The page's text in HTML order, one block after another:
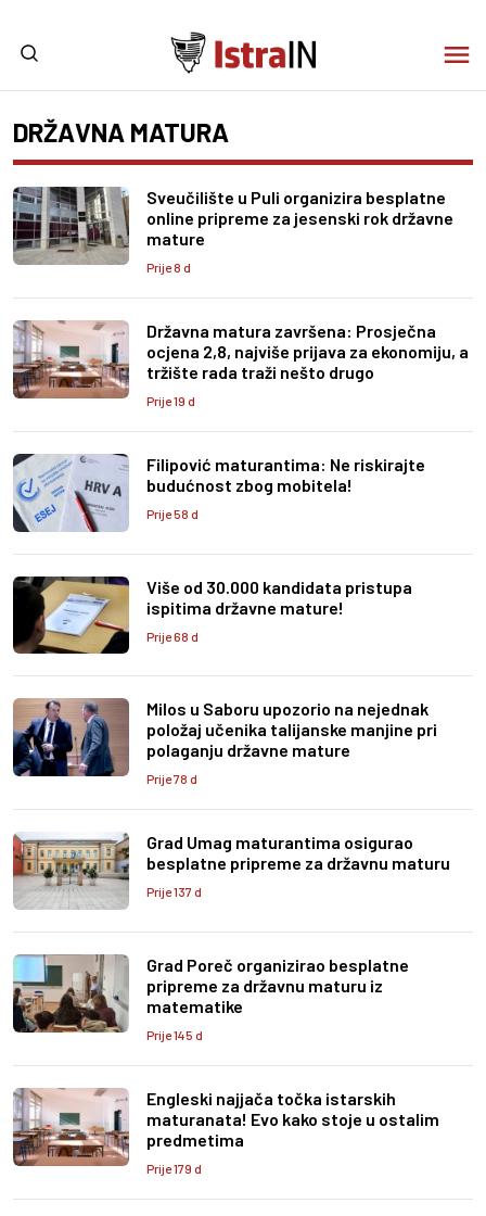
DRŽAVNA MATURA
Sveučilište u Puli organizira besplatne
online pripreme za jesenski rok državne
mature
Prije 8 d
Državna matura završena: Prosječna
ocjena 2,8, najviše prijava za ekonomiju, a
tržište rada traži nešto drugo
Prije 19 d
Filipović maturantima: Ne riskirajte
budućnost zbog mobitela!
Prije 58 d
Više od 30.000 kandidata pristupa
ispitima državne mature!
Prije 68 d
Milos u Saboru upozorio na nejednak
položaj učenika talijanske manjine pri
polaganju državne mature
Prije 78 d
Grad Umag maturantima osigurao
besplatne pripreme za državnu maturu
Prije 137 d
Grad Poreč organizirao besplatne
pripreme za državnu maturu iz
matematike
Prije 145 d
Engleski najjača točka istarskih
maturanata! Evo kako stoje u ostalim
predmetima
Prije 179 d